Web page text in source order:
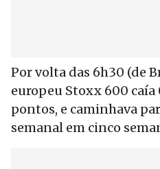
Por volta das 6h30 (de
europeu Stoxx 600 caía
pontos, e caminhava
semanal em cinco